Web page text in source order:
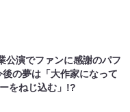
公演でファンに感謝のパフ
の夢は「大作家になって
をねじ込む」!?